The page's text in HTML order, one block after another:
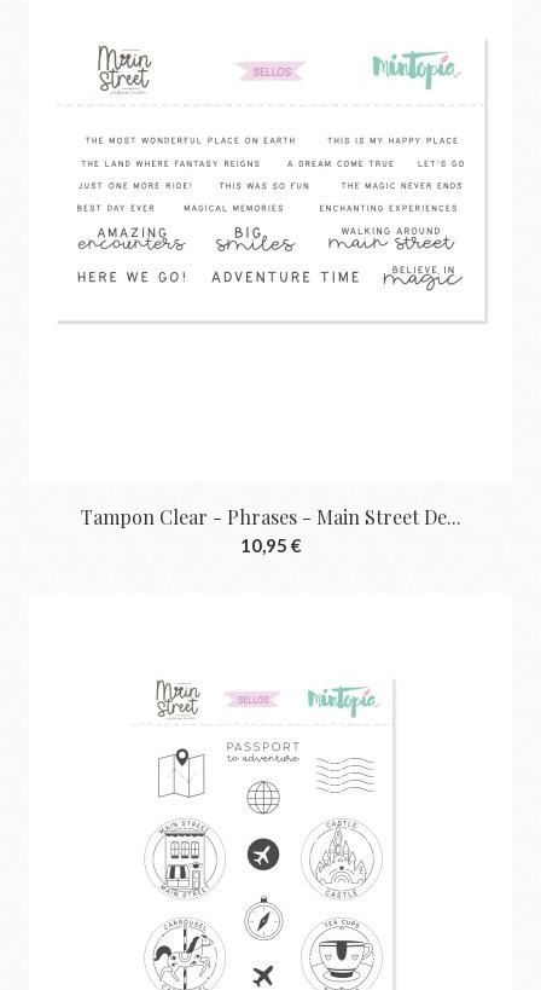
Tampon Clear - Phrases - Main Street De...
10,95 €